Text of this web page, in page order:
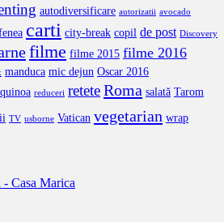
autodiversificare autorizatii avocado
carti city-break copil de post Discovery
filme filme 2015 filme 2016
manduca mic dejun Oscar 2016
quinoa reduceri reteteRoma salată Tarom
TV usborne Vatican vegetarian wrap